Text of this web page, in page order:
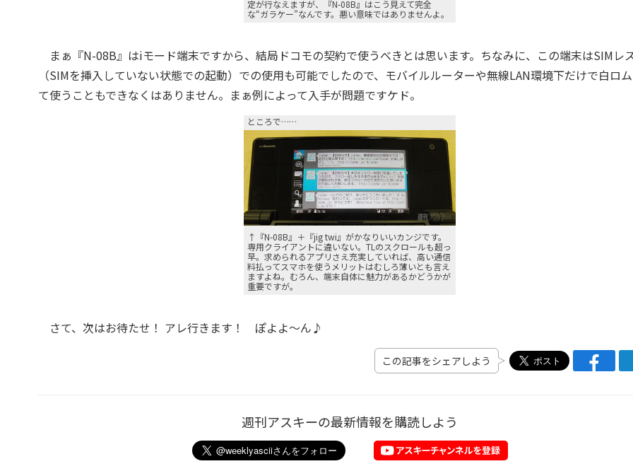
定が行なえますが、『N-08B』はこう見えて完全
な“ガラケー”なんです。悪い意味ではありませんよ。
まぁ『N-08B』はiモード端末ですから、結局ドコモの契約で使うべきとは思います。ちなみに、この端末はSIMレ
（SIMを挿入していない状態での起動）での使用も可能でしたので、モバイルルーターや無線LAN環境下だけで白ロ
て使うこともできなくはありません。まぁ例によって入手が問題ですケド。
ところで……
↑『N-08B』＋『jig twi』がかなりいいカンジです。
専用クライアントに違いない。TLのスクロールも超っ
早。求められるアプリさえ充実していれば、高い通信
料払ってスマホを使うメリットはむしろ薄いとも言え
ますよね。むろん、端末自体に魅力があるかどうかが
重要ですが。
さて、次はお待たせ！ アレ行きます！ ぽよよ～ん♪
この記事をシェアしよう
週刊アスキーの最新情報を購読しよう